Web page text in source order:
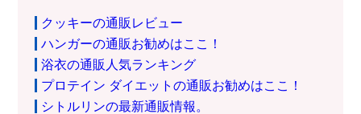
クッキーの通販レビュー
ハンガーの通販お勧めはここ！
浴衣の通販人気ランキング
プロテイン ダイエットの通販お勧めはここ！
シトルリンの最新通販情報。